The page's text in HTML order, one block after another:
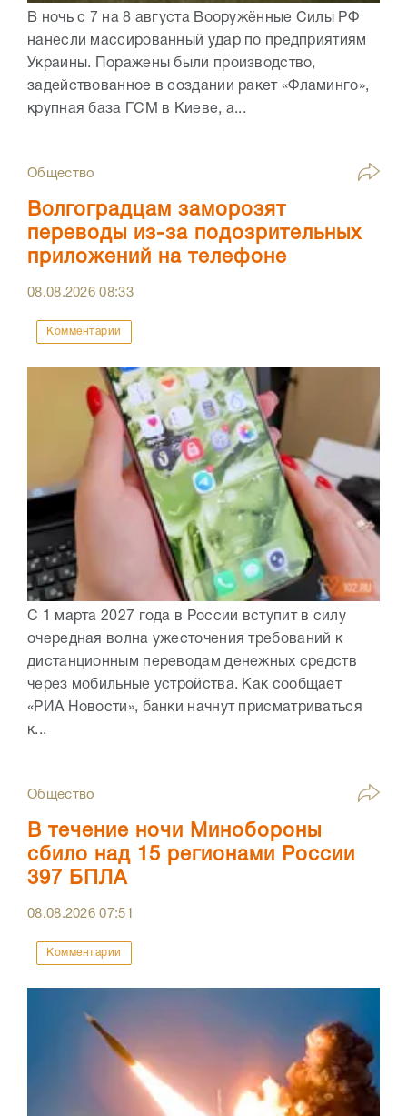
В ночь с 7 на 8 августа Вооружённые Силы РФ
нанесли массированный удар по предприятиям
Украины. Поражены были производство,
задействованное в создании ракет «Фламинго»,
крупная база ГСМ в Киеве, а...
Общество
Волгоградцам заморозят
переводы из-за подозрительных
приложений на телефоне
08.08.202608:33
Комментарии
С 1 марта 2027 года в России вступит в силу
очередная волна ужесточения требований к
дистанционным переводам денежных средств
через мобильные устройства. Как сообщает
«РИА Новости», банки начнут присматриваться
к...
Общество
В течение ночи Минобороны
сбило над 15 регионами России
397 БПЛА
08.08.202607:51
Комментарии